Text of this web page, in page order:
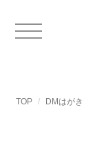
TOP DMはがき